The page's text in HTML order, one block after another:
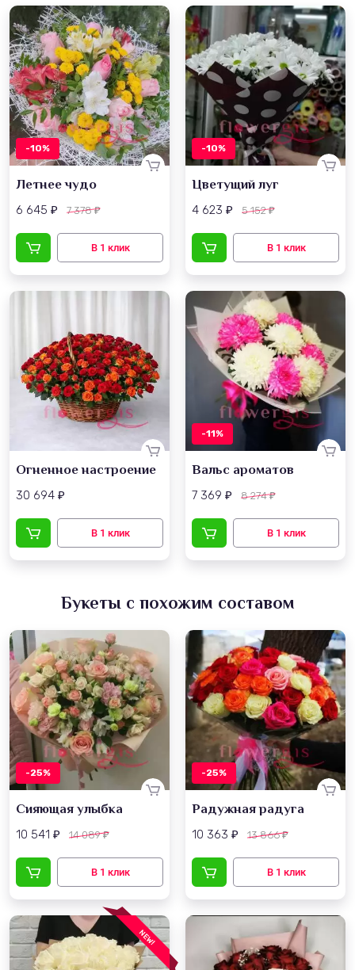
-10%
Летнее чудо
6 645 ₽ 7 378₽
-10%
Цветущий луг
4 623 ₽ 5 152₽
Огненное настроение
30 694 ₽
-11%
Вальс ароматов
7 369 ₽ 8 274₽
Букеты с похожим составом
-25%
Сияющая улыбка
10 541 ₽ 14 089₽
-25%
Радужная радуга
10 363 ₽ 13 866₽
NEW!